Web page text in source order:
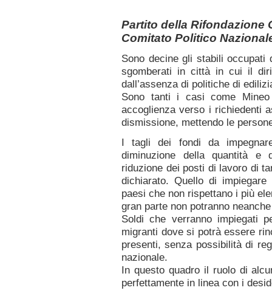
Partito della Rifondazione
Comitato Politico
Sono decine gli stabili occupati
sgomberati in città in cui il
dall’assenza di politiche di
Sono tanti i casi come
accoglienza verso i richiedenti
dismissione, mettendo le
I tagli dei fondi da
diminuzione della quantità e
riduzione dei posti di lavoro di
dichiarato. Quello di
paesi che non rispettano i più
gran parte non potranno
Soldi che verranno impiegati
migranti dove si potrà essere
presenti, senza possibilità di
nazionale.
In questo quadro il ruolo di
perfettamente in linea con i